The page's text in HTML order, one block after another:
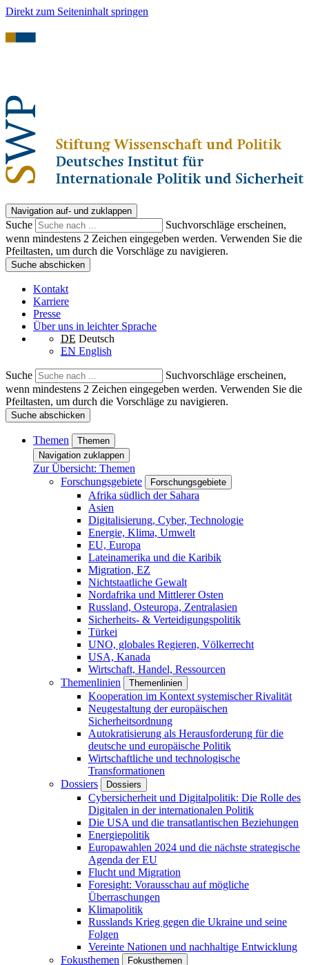
Direkt zum Seiteninhalt springen
Navigation auf- und zuklappen
Suche
Suchvorschläge erscheinen,
wenn mindestens 2 Zeichen eingegeben werden. Verwenden Sie die
Pfeiltasten, um durch die Vorschläge zu navigieren.
Suche abschicken
Kontakt
Karriere
Presse
Über uns in leichter Sprache
DE Deutsch
EN English
Suche
Suchvorschläge erscheinen,
wenn mindestens 2 Zeichen eingegeben werden. Verwenden Sie die
Pfeiltasten, um durch die Vorschläge zu navigieren.
Suche abschicken
Themen
Themen
Navigation zuklappen
Zur Übersicht: Themen
Forschungsgebiete
Forschungsgebiete
Afrika südlich der Sahara
Asien
Digitalisierung, Cyber, Technologie
Energie, Klima, Umwelt
EU, Europa
Lateinamerika und die Karibik
Migration, EZ
Nichtstaatliche Gewalt
Nordafrika und Mittlerer Osten
Russland, Osteuropa, Zentralasien
Sicherheits- & Verteidigungspolitik
Türkei
UNO, globales Regieren, Völkerrecht
USA, Kanada
Wirtschaft, Handel, Ressourcen
Themenlinien
Themenlinien
Kooperation im Kontext systemischer Rivalität
Neugestaltung der europäischen
Sicherheitsordnung
Autokratisierung als Herausforderung für die
deutsche und europäische Politik
Wirtschaftliche und technologische
Transformationen
Dossiers
Dossiers
Cybersicherheit und Digitalpolitik: Die Rolle des
Digitalen in der internationalen Politik
Die USA und die transatlantischen Beziehungen
Energiepolitik
Europawahlen 2024 und die nächste strategische
Agenda der EU
Flucht und Migration
Foresight: Vorausschau auf mögliche
Überraschungen
Klimapolitik
Russlands Krieg gegen die Ukraine und seine
Folgen
Vereinte Nationen und nachhaltige Entwicklung
Fokusthemen
Fokusthemen